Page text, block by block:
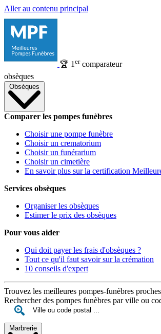
Aller au contenu principal
🏆 1 ercomparateur
obsèques
Obsèques
Comparer les pompes funèbres
Choisir une pompe funèbre
Choisir un crematorium
Choisir un funérarium
Choisir un cimetière
En savoir plus sur la certification
Services obsèques
Organiser les obsèques
Estimer le prix des obsèques
Pour vous aider
Qui doit payer les frais d'obsèques ?
Tout ce qu'il faut savoir sur la crémation
10 conseils d'expert
Trouvez les meilleures pompes-funèbres
Rechercher des pompes funèbres par ville ou
Marbrerie